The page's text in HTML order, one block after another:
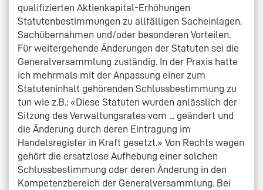
qualifizierten Aktienkapital-Erhöhungen
Statutenbestimmungen zu allfälligen Sacheinlagen,
Sachübernahmen und/oder besonderen Vorteilen.
Für weitergehende Änderungen der Statuten sei die
Generalversammlung zuständig. In der Praxis hatte
ich mehrmals mit der Anpassung einer zum
Statuteninhalt gehörenden Schlussbestimmung zu
tun wie z.B.: «Diese Statuten wurden anlässlich der
Sitzung des Verwaltungsrates vom ... geändert und
die Änderung durch deren Eintragung im
Handelsregister in Kraft gesetzt.» Von Rechts wegen
gehört die ersatzlose Aufhebung einer solchen
Schlussbestimmung oder deren Änderung in den
Kompetenzbereich der Generalversammlung. Bei